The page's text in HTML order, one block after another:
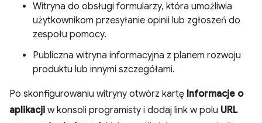
Witryna do obsługi formularzy, która umożliwia
użytkownikom przesyłanie opinii lub zgłoszeń do
zespołu pomocy.
Publiczna witryna informacyjna z planem rozwoju
produktu lub innymi szczegółami.
Po skonfigurowaniu witryny otwórz kartę Informacje o
aplikacji w konsoli programisty i dodaj link w polu URL